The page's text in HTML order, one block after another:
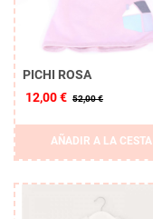
PICHI ROSA
12,00 € 52,00 €
AÑADIR A LA CESTA